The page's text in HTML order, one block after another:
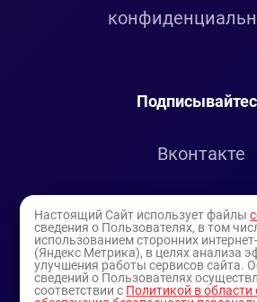
Вконтакте
Youtube
Настоящий Сайт использует файлы
сведения о Пользователях, в том
использованием сторонних
(Яндекс Метрика), в целях анализа
улучшения работы сервисов сайта.
сведений о Пользователях
соответствии с Политикой в области